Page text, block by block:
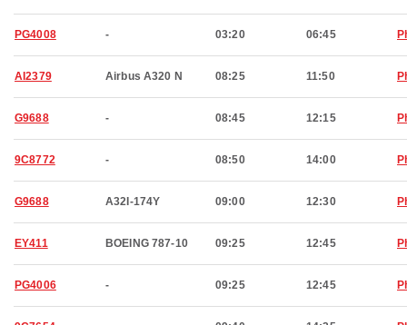
PG4008 - 03:20 06:45
AI2379 Airbus A320 N 08:25 11:50
G9688 - 08:45 12:15
9C8772 - 08:50 14:00
G9688 A32I-174Y 09:00 12:30
EY411 BOEING 787-10 09:25 12:45
PG4006 - 09:25 12:45